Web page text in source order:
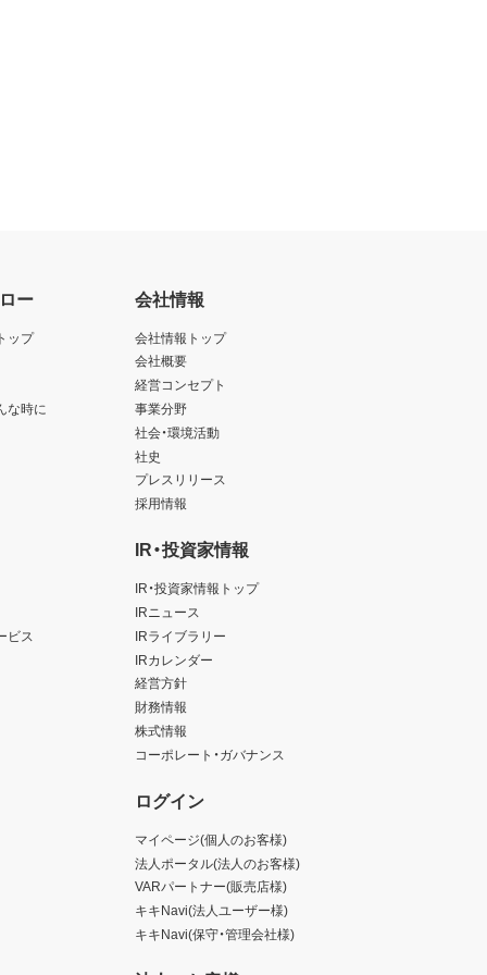
ー
ップ
な時に
ビス
会社情報
会社情報トップ
会社概要
経営コンセプト
事業分野
社会・環境活動
社史
プレスリリース
採用情報
IR・投資家情報
IR・投資家情報トップ
IRニュース
IRライブラリー
IRカレンダー
経営方針
財務情報
株式情報
コーポレート・ガバナンス
ログイン
マイページ(個人のお客様)
法人ポータル(法人のお客様)
VARパートナー(販売店様)
キキNavi(法人ユーザー様)
キキNavi(保守・管理会社様)